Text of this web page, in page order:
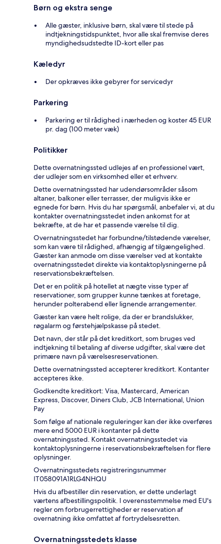
Børn og ekstra senge
Alle gæster, inklusive børn, skal være til stede på
indtjekningstidspunktet, hvor alle skal fremvise deres
myndighedsudstedte ID-kort eller pas
Kæledyr
Der opkræves ikke gebyrer for servicedyr
Parkering
Parkering er til rådighed i nærheden og koster 45 EUR
pr. dag (100 meter væk)
Politikker
Dette overnatningssted udlejes af en professionel vært,
der udlejer som en virksomhed eller et erhverv.
Dette overnatningssted har udendørsområder såsom
altaner, balkoner eller terrasser, der muligvis ikke er
egnede for børn. Hvis du har spørgsmål, anbefaler vi, at du
kontakter overnatningsstedet inden ankomst for at
bekræfte, at de har et passende værelse til dig.
Overnatningsstedet har forbundne/tilstødende værelser,
som kan være til rådighed, afhængig af tilgængelighed.
Gæster kan anmode om disse værelser ved at kontakte
overnatningsstedet direkte via kontaktoplysningerne på
reservationsbekræftelsen.
Det er en politik på hotellet at nægte visse typer af
reservationer, som grupper kunne tænkes at foretage,
herunder polterabend eller lignende arrangementer.
Gæster kan være helt rolige, da der er brandslukker,
røgalarm og førstehjælpskasse på stedet.
Det navn, der står på det kreditkort, som bruges ved
indtjekning til betaling af diverse udgifter, skal være det
primære navn på værelsesreservationen.
Dette overnatningssted accepterer kreditkort. Kontanter
accepteres ikke.
Godkendte kreditkort: Visa, Mastercard, American
Express, Discover, Diners Club, JCB International, Union
Pay
Som følge af nationale reguleringer kan der ikke overføres
mere end 5000 EUR i kontanter på dette
overnatningssted. Kontakt overnatningsstedet via
kontaktoplysningerne i reservationsbekræftelsen for flere
oplysninger.
Overnatningsstedets registreringsnummer
IT058091A1RLG4NHQU
Hvis du afbestiller din reservation, er dette underlagt
værtens afbestillingspolitik. I overensstemmelse med EU's
regler om forbrugerrettigheder er reservation af
overnatning ikke omfattet af fortrydelsesretten.
Overnatningsstedets klasse